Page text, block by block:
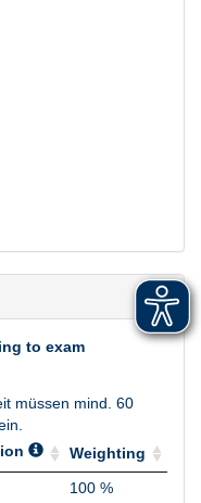
to exam
müssen mind. 60
Weighting
Weighting
100 %